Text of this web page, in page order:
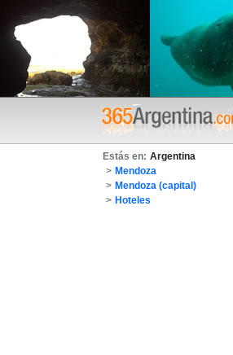
Estás en: Argentina
> Mendoza
> Mendoza (capital)
> Hoteles